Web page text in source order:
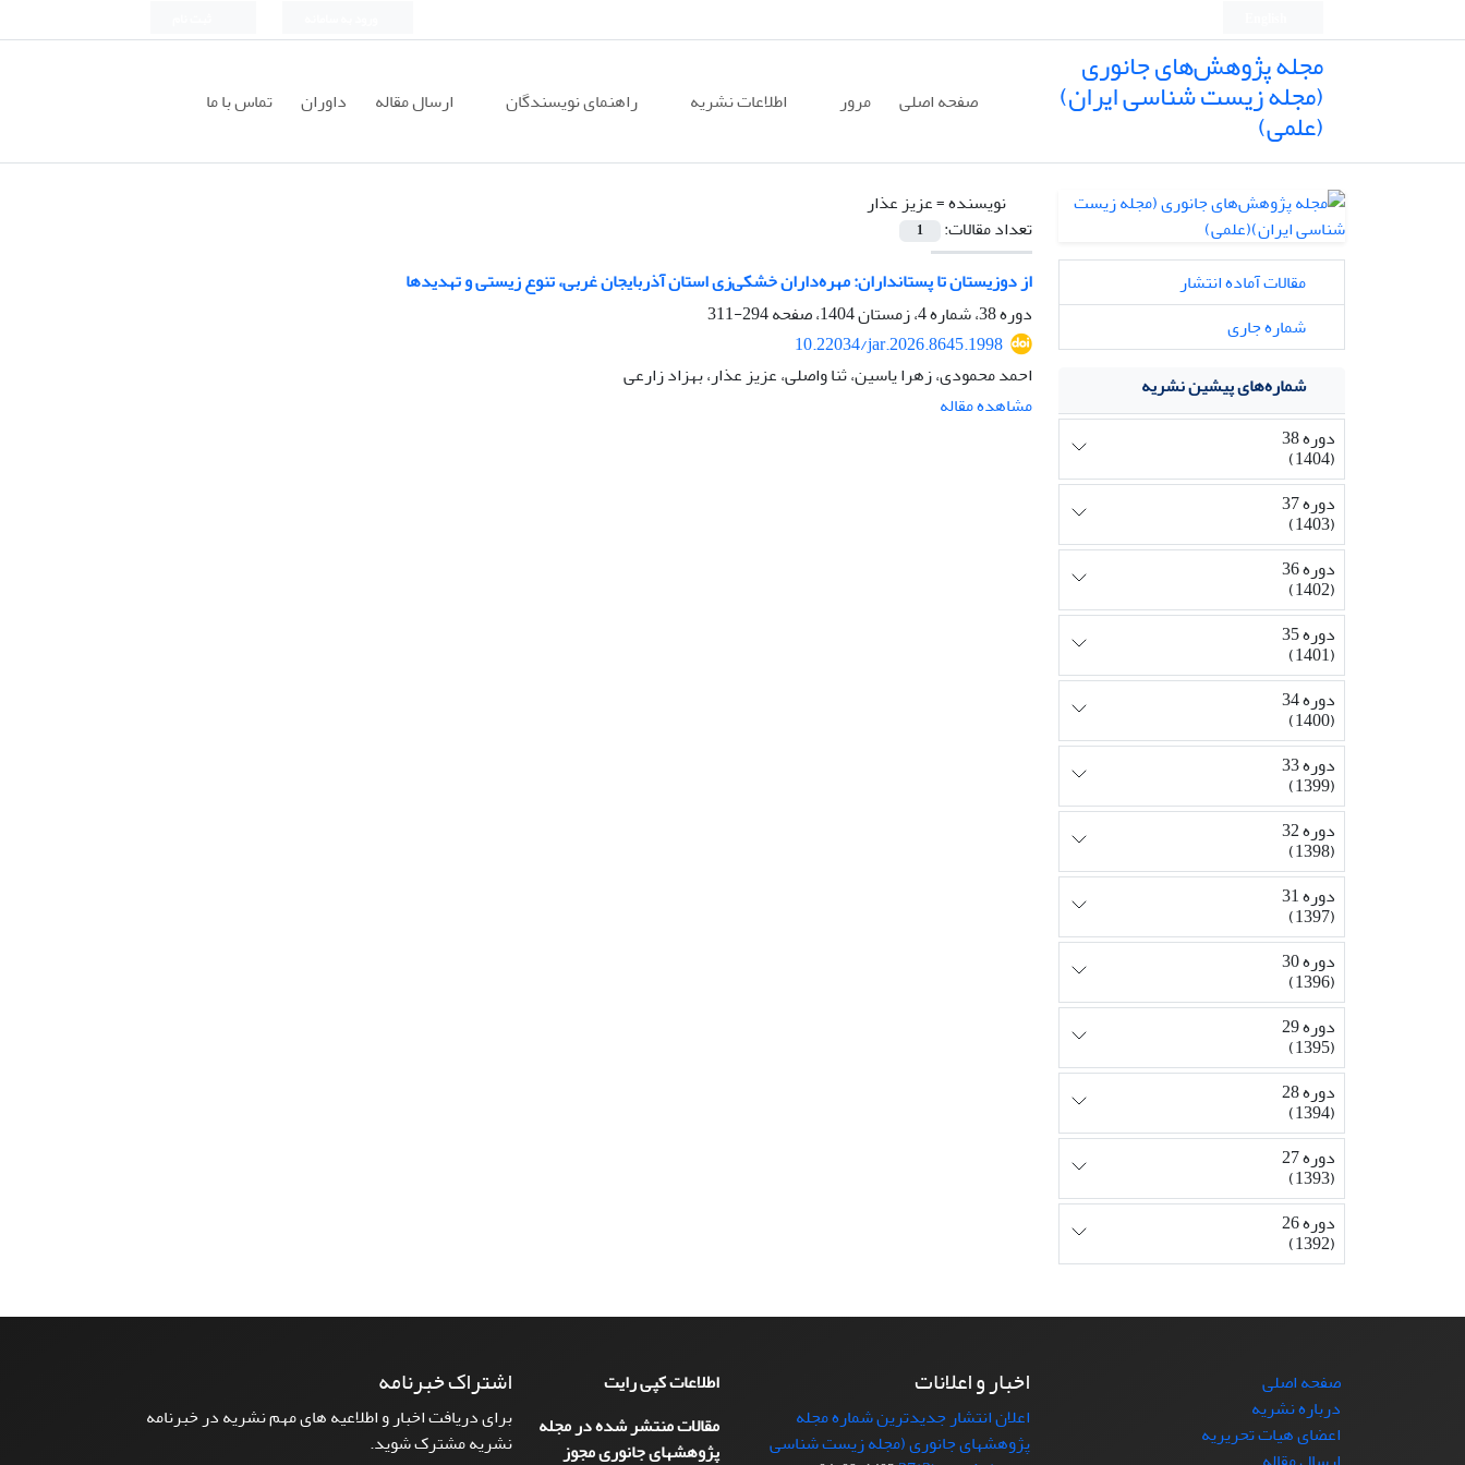
مجله پژوهش‌های جانوری
(مجله زیست شناسی ایران)
(علمی) صفحه اصلی مرور اطلاعات نشریه راهنمای نویسندگان ارسال مقاله داوران تماس با ما
نویسنده =عزیز عذار
تعداد مقالات:
1
از دوزیستان تا پستانداران: مهره‌داران خشکی‌زی استان آذربایجان غربی، تنوع زیستی و تهدیدها
دوره 38، شماره 4، زمستان 1404، صفحه
294-311
10.22034/jar.2026.8645.1998
احمد محمودی، زهرا یاسین، ثنا واصلی، عزیز عذار، بهزاد زارعی
مشاهده مقاله
مقالات آماده انتشار
شماره جاری
شماره‌های پیشین نشریه
دوره 38
(1404)
دوره 37
(1403)
دوره 36
(1402)
دوره 35
(1401)
دوره 34
(1400)
دوره 33
(1399)
دوره 32
(1398)
دوره 31
(1397)
دوره 30
(1396)
دوره 29
(1395)
دوره 28
(1394)
دوره 27
(1393)
دوره 26
(1392)
صفحه اصلی
درباره نشریه
اعضای هیات تحریریه
اخبار و اعلانات
اعلان انتشار جدیدترین شماره مجله
پژوهشهای جانوری (مجله زیست شناسی
اطلاعات کپی رایت
مقالات منتشر شده در مجله
پژوهشهای جانوری مجوز
اشتراک خبرنامه
برای دریافت اخبار و اطلاعیه های مهم نشریه در خبرنامه
نشریه مشترک شوید.